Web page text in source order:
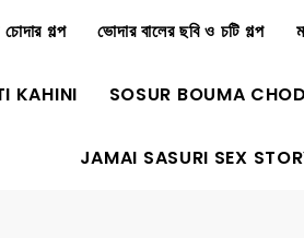
গল্প ভোদার বালের ছবি ও চটি গল্প
KAHINI SOSUR BOUMA
JAMAI SASURI SEX